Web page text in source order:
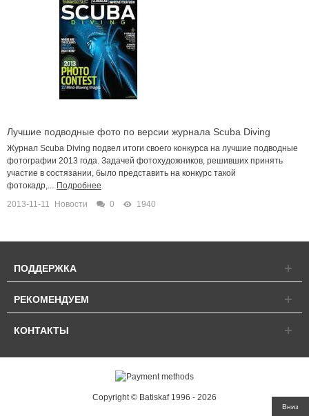
Вниз
Лучшие подводные фото по версии журнала Scuba Diving
Журнал Scuba Diving подвел итоги своего конкурса на лучшие подводные
фотографии 2013 года. Задачей фотохудожников, решивших принять
участие в состязании, было представить на конкурс такой
фотокадр,... Подробнее
2013-11-11
Новости 0 1940
ПОДДЕРЖКА
РЕКОМЕНДУЕМ
КОНТАКТЫ
Copyright © Batiskaf 1996 - 2026